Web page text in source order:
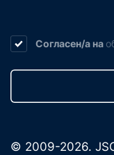
Согласен/а на
© 2009-2026.